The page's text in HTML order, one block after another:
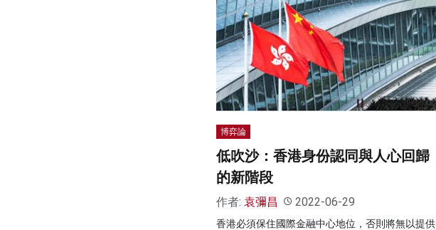
博弈論
低吹沙：香港身份認同與人心回歸
的新階段
作者: 袁彌昌 2022-06-29
香港必須保住國際金融中心地位，否則將無以提供